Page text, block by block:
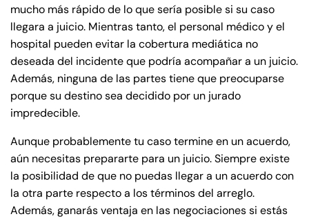
mucho más rápido de lo que sería posible si su caso
llegara a juicio. Mientras tanto, el personal médico y el
hospital pueden evitar la cobertura mediática no
deseada del incidente que podría acompañar a un juicio.
Además, ninguna de las partes tiene que preocuparse
porque su destino sea decidido por un jurado
impredecible.
Aunque probablemente tu caso termine en un acuerdo,
aún necesitas prepararte para un juicio. Siempre existe
la posibilidad de que no puedas llegar a un acuerdo con
la otra parte respecto a los términos del arreglo.
Además, ganarás ventaja en las negociaciones si estás